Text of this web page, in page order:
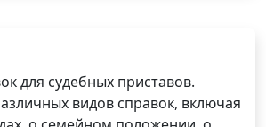
для судебных приставов.
видов справок, включая